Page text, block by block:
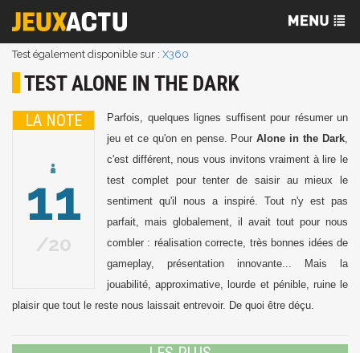
Test également disponible sur : X360
TEST ALONE IN THE DARK
LA NOTE
11
20
Parfois, quelques lignes suffisent pour résumer un
jeu et ce qu'on en pense. PourAlone in the Dark,
c'est différent, nous vous invitons vraiment à lire le
test complet pour tenter de saisir au mieux le
sentiment qu'il nous a inspiré. Tout n'y est pas
parfait, mais globalement, il avait tout pour nous
combler : réalisation correcte, très bonnes idées de
gameplay, présentation innovante... Mais la
jouabilité, approximative, lourde et pénible, ruine le
plaisir que tout le reste nous laissait entrevoir. De quoi être déçu.